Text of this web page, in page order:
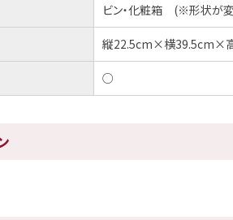
ビン・化粧箱 (※形状が変
縦22.5cm×横39.5cm×
○